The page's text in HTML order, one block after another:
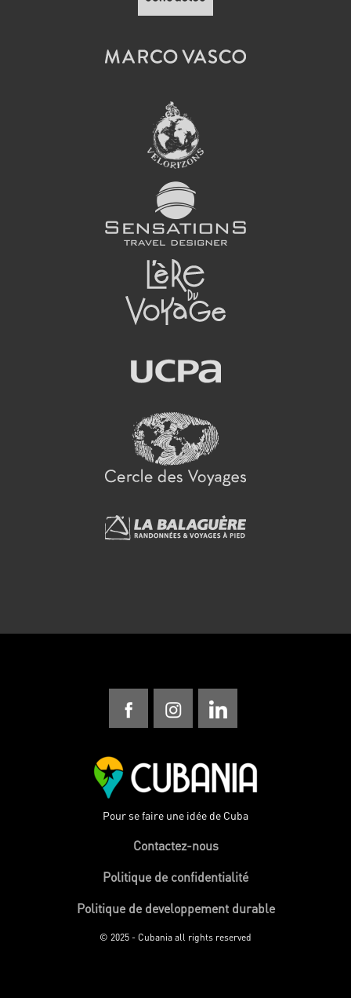
Pour se faire une idée de Cuba
Contactez-nous
Politique de confidentialité
Politique de developpement durable
© 2025 - Cubania all rights reserved